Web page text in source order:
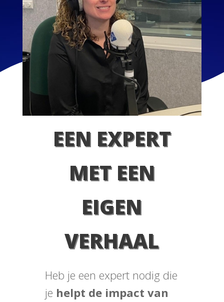
EEN EXPERT
MET EEN
EIGEN
VERHAAL
Heb je een expert nodig die
je helpt de impact van